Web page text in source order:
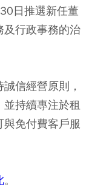
日推選新任董
及行政事務的治
信經營原則，
持續專注於租
免付費客戶服
。